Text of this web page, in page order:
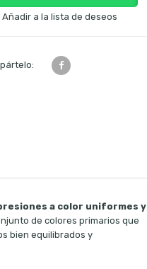
Añadir a la lista de deseos
a color uniformes y
de colores primarios que
bien equilibrados y